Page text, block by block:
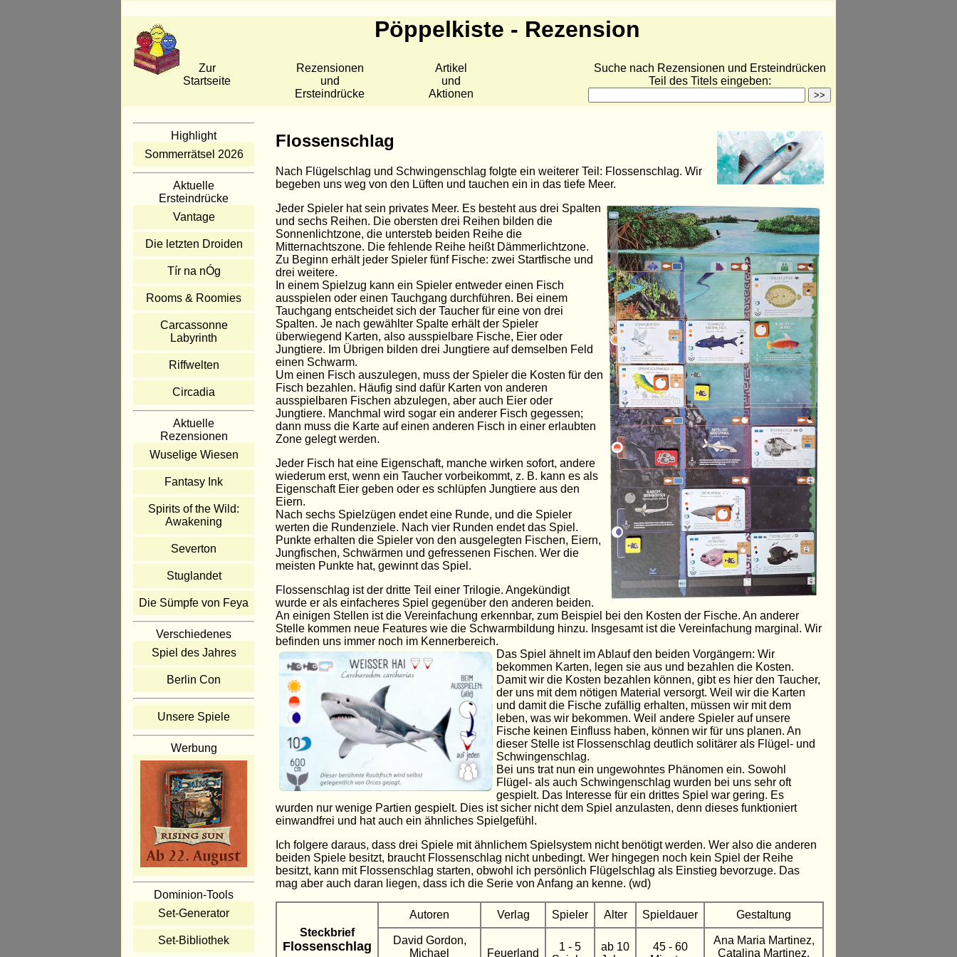
Pöppelkiste - Rezension
Zur
Startseite
Rezensionen
und
Ersteindrücke
Artikel
und
Aktionen
Suche nach Rezensionen und Ersteindrücken
Teil des Titels eingeben:
Highlight
Sommerrätsel 2026
Aktuelle
Ersteindrücke
Vantage
Die letzten Droiden
Tír na nÓg
Rooms & Roomies
Carcassonne
Labyrinth
Riffwelten
Circadia
Aktuelle
Rezensionen
Wuselige Wiesen
Fantasy Ink
Spirits of the Wild:
Awakening
Severton
Stuglandet
Die Sümpfe von Feya
Verschiedenes
Spiel des Jahres
Berlin Con
Unsere Spiele
Werbung
Dominion-Tools
Set-Generator
Set-Bibliothek
Flossenschlag
Nach Flügelschlag und Schwingenschlag folgte ein weiterer Teil: Flossenschlag. Wir
begeben uns weg von den Lüften und tauchen ein in das tiefe Meer.
Jeder Spieler hat sein privates Meer. Es besteht aus drei Spalten
und sechs Reihen. Die obersten drei Reihen bilden die
Sonnenlichtzone, die untersteb beiden Reihe die
Mitternachtszone. Die fehlende Reihe heißt Dämmerlichtzone.
Zu Beginn erhält jeder Spieler fünf Fische: zwei Startfische und
drei weitere.
In einem Spielzug kann ein Spieler entweder einen Fisch
ausspielen oder einen Tauchgang durchführen. Bei einem
Tauchgang entscheidet sich der Taucher für eine von drei
Spalten. Je nach gewählter Spalte erhält der Spieler
überwiegend Karten, also ausspielbare Fische, Eier oder
Jungtiere. Im Übrigen bilden drei Jungtiere auf demselben Feld
einen Schwarm.
Um einen Fisch auszulegen, muss der Spieler die Kosten für den
Fisch bezahlen. Häufig sind dafür Karten von anderen
ausspielbaren Fischen abzulegen, aber auch Eier oder
Jungtiere. Manchmal wird sogar ein anderer Fisch gegessen;
dann muss die Karte auf einen anderen Fisch in einer erlaubten
Zone gelegt werden.
Jeder Fisch hat eine Eigenschaft, manche wirken sofort, andere
wiederum erst, wenn ein Taucher vorbeikommt, z. B. kann es als
Eigenschaft Eier geben oder es schlüpfen Jungtiere aus den
Eiern.
Nach sechs Spielzügen endet eine Runde, und die Spieler
werten die Rundenziele. Nach vier Runden endet das Spiel.
Punkte erhalten die Spieler von den ausgelegten Fischen, Eiern,
Jungfischen, Schwärmen und gefressenen Fischen. Wer die
meisten Punkte hat, gewinnt das Spiel.
Flossenschlag ist der dritte Teil einer Trilogie. Angekündigt
wurde er als einfacheres Spiel gegenüber den anderen beiden.
An einigen Stellen ist die Vereinfachung erkennbar, zum Beispiel bei den Kosten der Fische. An anderer
Stelle kommen neue Features wie die Schwarmbildung hinzu. Insgesamt ist die Vereinfachung marginal. Wir
befinden uns immer noch im Kennerbereich.
Das Spiel ähnelt im Ablauf den beiden Vorgängern: Wir
bekommen Karten, legen sie aus und bezahlen die Kosten.
Damit wir die Kosten bezahlen können, gibt es hier den Taucher,
der uns mit dem nötigen Material versorgt. Weil wir die Karten
und damit die Fische zufällig erhalten, müssen wir mit dem
leben, was wir bekommen. Weil andere Spieler auf unsere
Fische keinen Einfluss haben, können wir für uns planen. An
dieser Stelle ist Flossenschlag deutlich solitärer als Flügel- und
Schwingenschlag.
Bei uns trat nun ein ungewohntes Phänomen ein. Sowohl
Flügel- als auch Schwingenschlag wurden bei uns sehr oft
gespielt. Das Interesse für ein drittes Spiel war gering. Es
wurden nur wenige Partien gespielt. Dies ist sicher nicht dem Spiel anzulasten, denn dieses funktioniert
einwandfrei und hat auch ein ähnliches Spielgefühl.
Ich folgere daraus, dass drei Spiele mit ähnlichem Spielsystem nicht benötigt werden. Wer also die anderen
beiden Spiele besitzt, braucht Flossenschlag nicht unbedingt. Wer hingegen noch kein Spiel der Reihe
besitzt, kann mit Flossenschlag starten, obwohl ich persönlich Flügelschlag als Einstieg bevorzuge. Das
mag aber auch daran liegen, dass ich die Serie von Anfang an kenne. (wd)
Steckbrief
Flossenschlag
Autoren Verlag Spieler Alter Spieldauer Gestaltung
David Gordon,
Michael
Feuerland
1 - 5
ab 10
45 - 60
Ana Maria Martinez,
Catalina Martinez,